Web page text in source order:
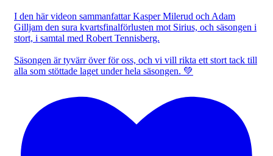
I den här videon sammanfattar Kasper Milerud och Adam
Gilljam den sura kvartsfinalförlusten mot Sirius, och säsongen i
stort, i samtal med Robert Tennisberg.
Säsongen är tyvärr över för oss, och vi vill rikta ett stort tack till
alla som stöttade laget under hela säsongen. 💚